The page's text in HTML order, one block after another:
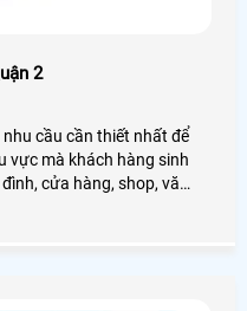
2
cầu cần thiết nhất để
vực mà khách hàng sinh
cửa hàng, shop, văn